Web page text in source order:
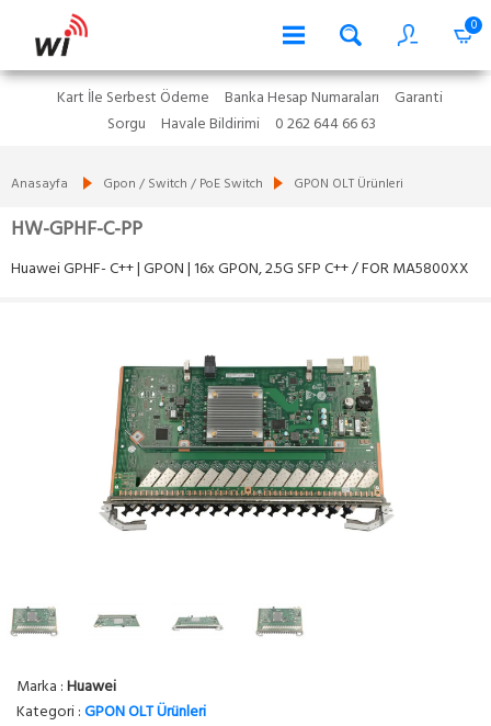
0
Kart İle Serbest Ödeme Banka Hesap Numaraları
Garanti
Sorgu
Havale Bildirimi 0 262 644 66 63
Anasayfa Gpon / Switch / PoE Switch GPON OLT Ürünleri
HW-GPHF-C-PP
Huawei GPHF- C++ | GPON | 16x GPON, 2.5G SFP C++ / FOR MA5800XX
Marka :Huawei
Kategori :GPON OLT Ürünleri